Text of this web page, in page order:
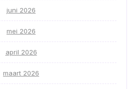
juni 2026
mei 2026
april 2026
maart 2026